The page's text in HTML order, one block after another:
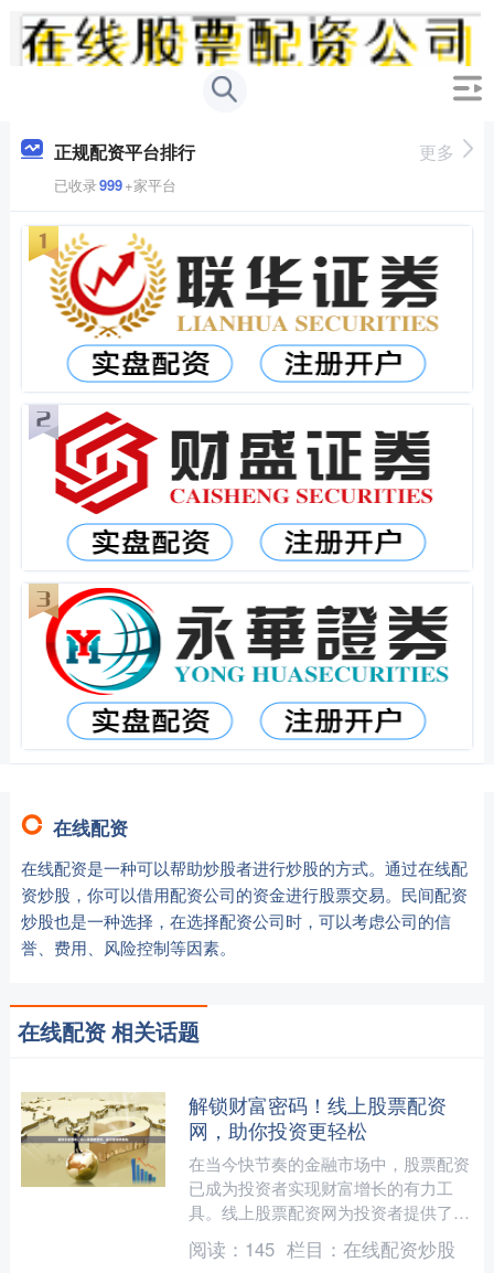
正规配资平台排行
已收录999+家平台
更多
在线配资
在线配资是一种可以帮助炒股者进行炒股的方式。通过在线配
资炒股，你可以借用配资公司的资金进行股票交易。民间配资
炒股也是一种选择，在选择配资公司时，可以考虑公司的信
誉、费用、风险控制等因素。
在线配资 相关话题
解锁财富密码！线上股票配资
网，助你投资更轻松
在当今快节奏的金融市场中，股票配资
已成为投资者实现财富增长的有力工
具。线上股票配资网为投资者提供了一
个便捷的平台，让他们能够轻松地获得
资金杠杆，从而放大投资收益....
阅读： 145 栏目： 在线配资炒股